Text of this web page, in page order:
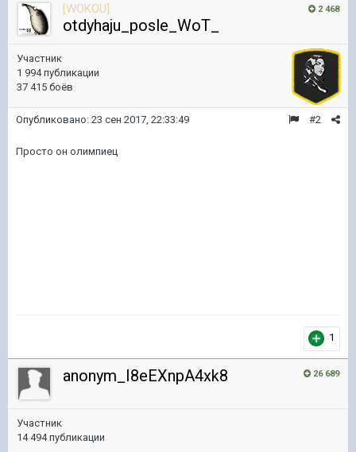
2 468
[WOKOU]
otdyhaju_posle_WoT_
Участник
1 994 публикации
37 415 боёв
#2
Опубликовано: 23 сен 2017, 22:33:49
Просто он олимпиец
1
26 689
anonym_I8eEXnpA4xk8
Участник
14 494 публикации